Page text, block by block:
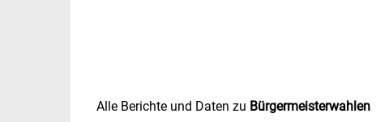
Alle Berichte und Daten zu Bürgermeisterwahlen